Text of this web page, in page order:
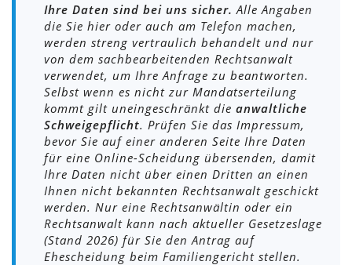
Ihre Daten sind bei uns sicher. Alle Angaben
die Sie hier oder auch am Telefon machen,
werden streng vertraulich behandelt und nur
von dem sachbearbeitenden Rechtsanwalt
verwendet, um Ihre Anfrage zu beantworten.
Selbst wenn es nicht zur Mandatserteilung
kommt gilt uneingeschränkt die anwaltliche
Schweigepflicht. Prüfen Sie das Impressum,
bevor Sie auf einer anderen Seite Ihre Daten
für eine Online-Scheidung übersenden, damit
Ihre Daten nicht über einen Dritten an einen
Ihnen nicht bekannten Rechtsanwalt geschickt
werden. Nur eine Rechtsanwältin oder ein
Rechtsanwalt kann nach aktueller Gesetzeslage
(Stand 2026) für Sie den Antrag auf
Ehescheidung beim Familiengericht stellen.